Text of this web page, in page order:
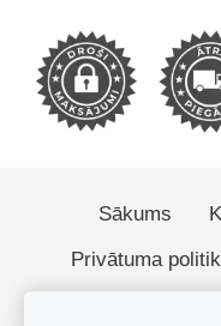
Sākums
Privātuma